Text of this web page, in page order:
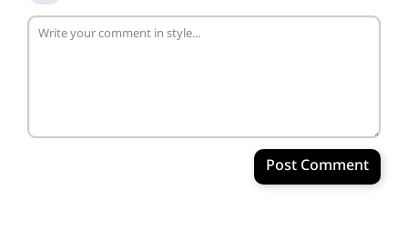
Post Comment